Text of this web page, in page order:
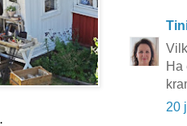
Ha
20